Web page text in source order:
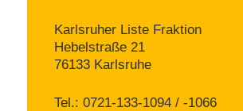
Karlsruher Liste Fraktion
Hebelstraße 21
76133 Karlsruhe
Tel.: 0721-133-1094 / -1066